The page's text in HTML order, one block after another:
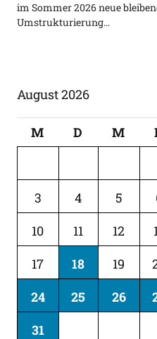
im Sommer 2026 neue
Umstrukturierung…
August 2026
M D M
3
4 5
10
11 12
17
18 19
24
25 26
31